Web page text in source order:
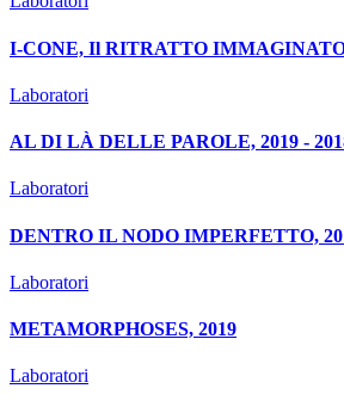
I-CONE, Il RITRATTO
Laboratori
AL DI LÀ DELLE PAROLE, 2019 -
Laboratori
DENTRO IL NODO IMPERFETTO,
Laboratori
METAMORPHOSES, 2019
Laboratori